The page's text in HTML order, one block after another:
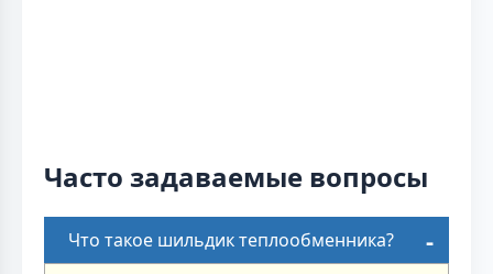
Часто задаваемые вопросы
Что такое шильдик теплообменника?